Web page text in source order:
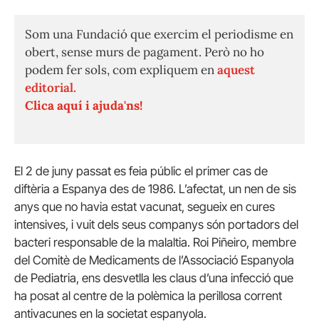
Som una Fundació que exercim el periodisme en
obert, sense murs de pagament. Però no ho
podem fer sols, com expliquem enaquest
editorial.
Clica aquí i ajuda'ns!
El 2 de juny passat es feia públic el primer cas de
diftèria a Espanya des de 1986. L’afectat, un nen de sis
anys que no havia estat vacunat, segueix en cures
intensives, i vuit dels seus companys són portadors del
bacteri responsable de la malaltia. Roi Piñeiro, membre
del Comitè de Medicaments de l’Associació Espanyola
de Pediatria, ens desvetlla les claus d’una infecció que
ha posat al centre de la polèmica la perillosa corrent
antivacunes en la societat espanyola.